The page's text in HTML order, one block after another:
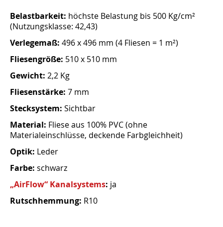
Belastbarkeit: höchste Belastung bis 500 Kg/cm²
(Nutzungsklasse: 42,43)
Verlegemaß: 496 x 496 mm (4 Fliesen = 1 m²)
Fliesengröße: 510 x 510 mm
Gewicht: 2,2 Kg
Fliesenstärke: 7 mm
Stecksystem: Sichtbar
Material: Fliese aus 100% PVC (ohne
Materialeinschlüsse, deckende Farbgleichheit)
Optik: Leder
Farbe: schwarz
„AirFlow“ Kanalsystems: ja
Rutschhemmung: R10